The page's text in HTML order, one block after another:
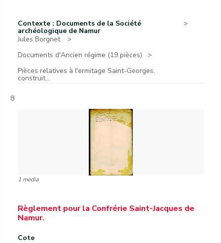
Contexte : Documents de la Société
archéologique de Namur
Jules Borgnet.
Documents d'Ancien régime (19 pièces)
Pièces relatives à l'ermitage Saint-Georges,
construit...
8
1 media
Règlement pour la Confrérie Saint-Jacques de
Namur.
Cote